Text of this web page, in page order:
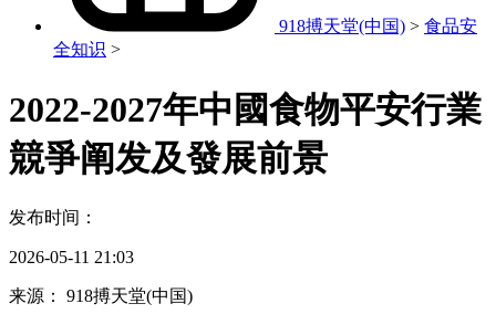
918搏天堂(中国) > 食品安
全知识 >
2022-2027年中國食物平安行業
競爭阐发及發展前景
发布时间：
2026-05-11 21:03
来源： 918搏天堂(中国)